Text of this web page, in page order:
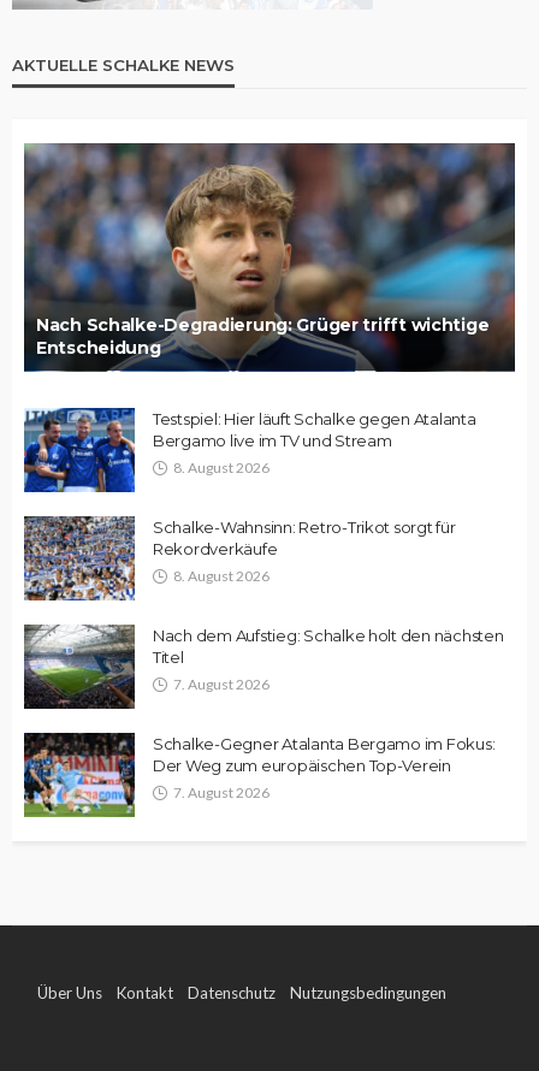
AKTUELLE SCHALKE NEWS
Nach Schalke-Degradierung: Grüger trifft wichtige
Entscheidung
Testspiel: Hier läuft Schalke gegen Atalanta
Bergamo live im TV und Stream
8. August 2026
Schalke-Wahnsinn: Retro-Trikot sorgt für
Rekordverkäufe
8. August 2026
Nach dem Aufstieg: Schalke holt den nächsten
Titel
7. August 2026
Schalke-Gegner Atalanta Bergamo im Fokus:
Der Weg zum europäischen Top-Verein
7. August 2026
Über Uns Kontakt Datenschutz Nutzungsbedingungen